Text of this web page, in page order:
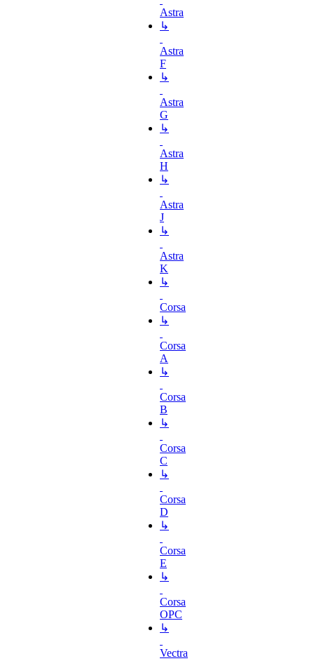
Astra
↳
Astra
F
↳
Astra
G
↳
Astra
H
↳
Astra
J
↳
Astra
K
↳
Corsa
↳
Corsa
A
↳
Corsa
B
↳
Corsa
C
↳
Corsa
D
↳
Corsa
E
↳
Corsa
OPC
↳
Vectra